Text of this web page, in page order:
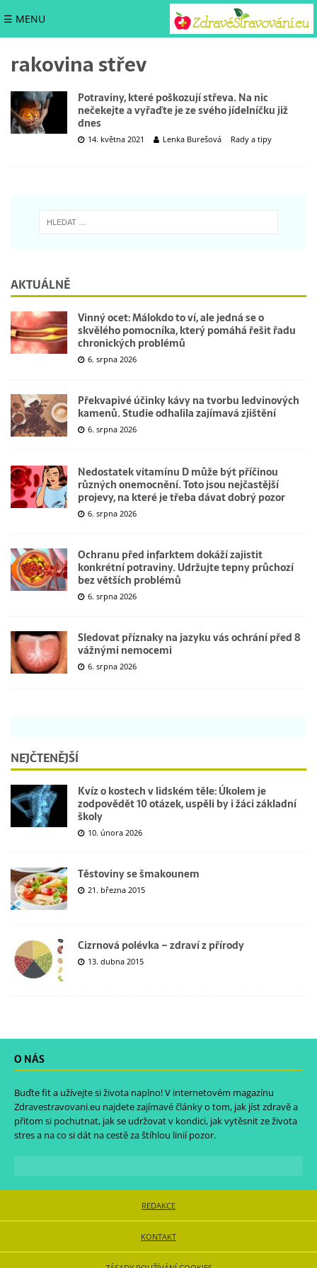
☰ MENU
rakovina střev
Potraviny, které poškozují střeva. Na nic
nečekejte a vyřaďte je ze svého jídelníčku již
dnes
14. května 2021 Lenka Burešová Rady a tipy
AKTUÁLNĚ
Vinný ocet: Málokdo to ví, ale jedná se o
skvělého pomocníka, který pomáhá řešit řadu
chronických problémů
6. srpna 2026
Překvapivé účinky kávy na tvorbu ledvinových
kamenů. Studie odhalila zajímavá zjištění
6. srpna 2026
Nedostatek vitamínu D může být příčinou
různých onemocnění. Toto jsou nejčastější
projevy, na které je třeba dávat dobrý pozor
6. srpna 2026
Ochranu před infarktem dokáží zajistit
konkrétní potraviny. Udržujte tepny průchozí
bez větších problémů
6. srpna 2026
Sledovat příznaky na jazyku vás ochrání před 8
vážnými nemocemi
6. srpna 2026
NEJČTENĚJŠÍ
Kvíz o kostech v lidském těle: Úkolem je
zodpovědět 10 otázek, uspěli by i žáci základní
školy
10. února 2026
Těstoviny se šmakounem
21. března 2015
Cizrnová polévka – zdraví z přírody
13. dubna 2015
O NÁS
Buďte fit a užívejte si života naplno! V internetovém magazínu
Zdravestravovani.eu najdete zajímavé články o tom, jak jíst zdravě a
přitom si pochutnat, jak se udržovat v kondici, jak vytěsnit ze života
stres a na co si dát na cestě za štíhlou linií pozor.
REDAKCE
KONTAKT